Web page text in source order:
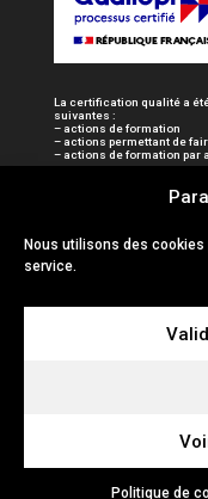
Nous utilisons des
service.
Politique de
La certification qualité a
suivantes :
– actions de formation
– actions permettant de
– actions de formation par